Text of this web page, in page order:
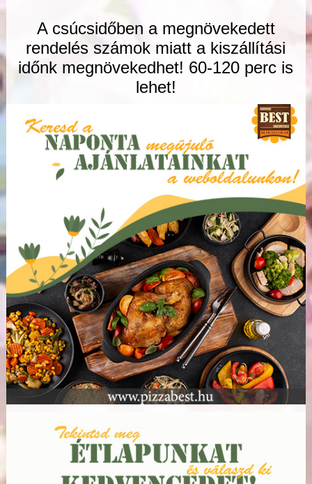
A csúcsidőben a megnövekedett
rendelés számok miatt a kiszállítási
időnk megnövekedhet! 60-120 perc is
lehet!